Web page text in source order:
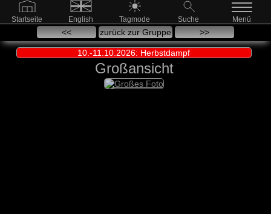
Startseite English Tagmode Suche Menü
<< zurück zur Gruppe >>
10.-11.10.2026: Herbstdampf
Großansicht